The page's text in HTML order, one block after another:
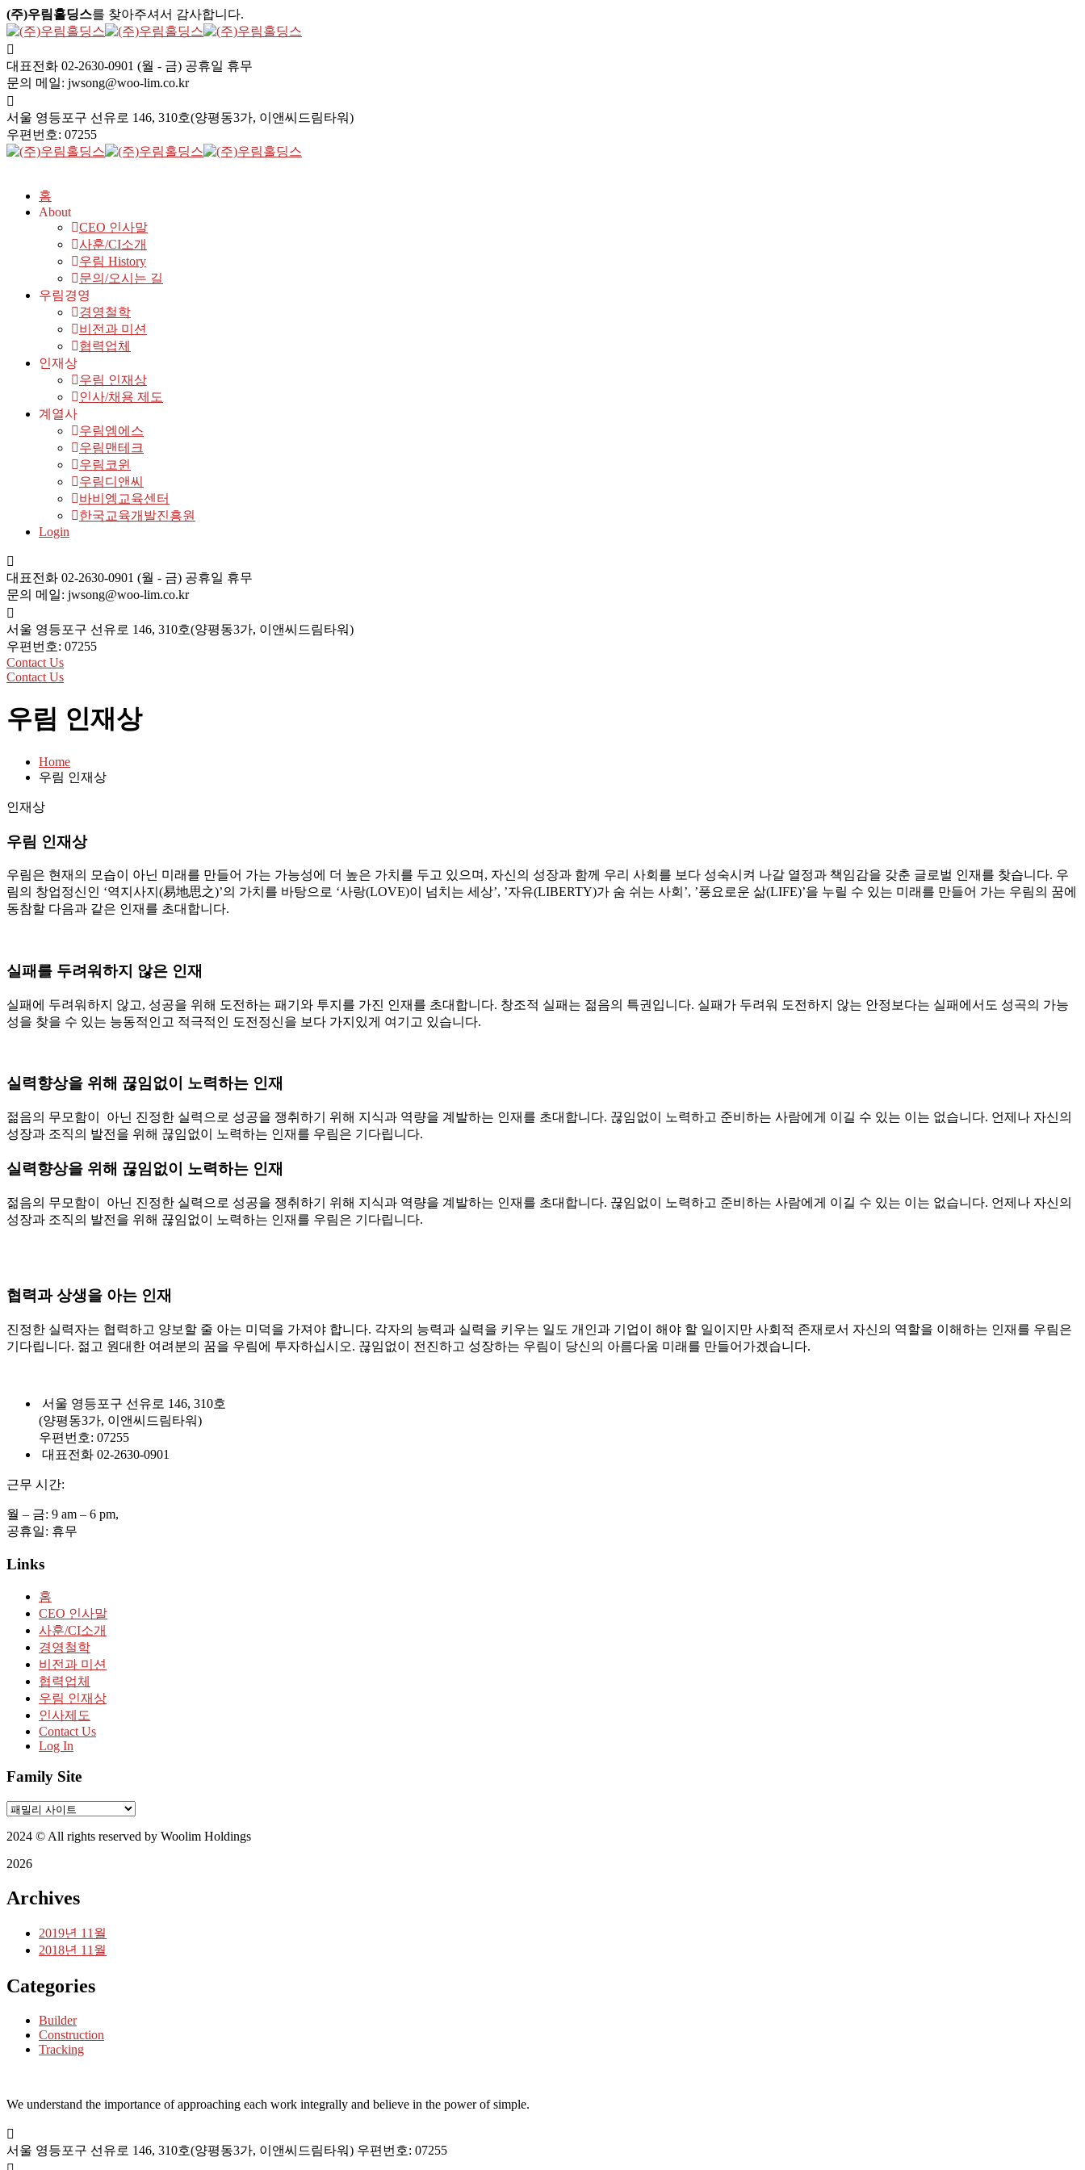
(주)우림홀딩스를 찾아주셔서 감사합니다.
대표전화 02-2630-0901 (월 - 금) 공휴일 휴무
문의 메일: jwsong@woo-lim.co.kr
서울 영등포구 선유로 146, 310호(양평동3가, 이앤씨드림타워)
우편번호: 07255
홈
About
CEO 인사말
사훈/CI소개
우림 History
문의/오시는 길
우림경영
경영철학
비전과 미션
협력업체
인재상
우림 인재상
인사/채용 제도
계열사
우림엠에스
우림맨테크
우림코윈
우림디앤씨
바비엥교육센터
한국교육개발진흥원
Login
대표전화 02-2630-0901 (월 - 금) 공휴일 휴무
문의 메일: jwsong@woo-lim.co.kr
서울 영등포구 선유로 146, 310호(양평동3가, 이앤씨드림타워)
우편번호: 07255
Contact Us
Contact Us
우림 인재상
Home
우림 인재상
인재상
우림 인재상
우림은 현재의 모습이 아닌 미래를 만들어 가는 가능성에 더 높은 가치를 두고 있으며, 자신의 성장과 함께 우리 사회를 보다 성숙시켜 나갈 열정과 책임감을 갖춘 글로벌 인재를 찾습니다. 우
림의 창업정신인 ‘역지사지(易地思之)’의 가치를 바탕으로 ‘사랑(LOVE)이 넘치는 세상’, ’자유(LIBERTY)가 숨 쉬는 사회’, ’풍요로운 삶(LIFE)’을 누릴 수 있는 미래를 만들어 가는 우림의 꿈에
동참할 다음과 같은 인재를 초대합니다.
실패를 두려워하지 않은 인재
실패에 두려워하지 않고, 성공을 위해 도전하는 패기와 투지를 가진 인재를 초대합니다. 창조적 실패는 젊음의 특권입니다. 실패가 두려워 도전하지 않는 안정보다는 실패에서도 성곡의 가능
성을 찾을 수 있는 능동적인고 적극적인 도전정신을 보다 가지있게 여기고 있습니다.
실력향상을 위해 끊임없이 노력하는 인재
젊음의 무모함이 아닌 진정한 실력으로 성공을 쟁취하기 위해 지식과 역량을 계발하는 인재를 초대합니다. 끊임없이 노력하고 준비하는 사람에게 이길 수 있는 이는 없습니다. 언제나 자신의
성장과 조직의 발전을 위해 끊임없이 노력하는 인재를 우림은 기다립니다.
실력향상을 위해 끊임없이 노력하는 인재
젊음의 무모함이 아닌 진정한 실력으로 성공을 쟁취하기 위해 지식과 역량을 계발하는 인재를 초대합니다. 끊임없이 노력하고 준비하는 사람에게 이길 수 있는 이는 없습니다. 언제나 자신의
성장과 조직의 발전을 위해 끊임없이 노력하는 인재를 우림은 기다립니다.
협력과 상생을 아는 인재
진정한 실력자는 협력하고 양보할 줄 아는 미덕을 가져야 합니다. 각자의 능력과 실력을 키우는 일도 개인과 기업이 해야 할 일이지만 사회적 존재로서 자신의 역할을 이해하는 인재를 우림은
기다립니다. 젊고 원대한 여려분의 꿈을 우림에 투자하십시오. 끊임없이 전진하고 성장하는 우림이 당신의 아름다움 미래를 만들어가겠습니다.
서울 영등포구 선유로 146, 310호
(양평동3가, 이앤씨드림타워)
우편번호: 07255
대표전화 02-2630-0901
근무 시간:
월 – 금: 9 am – 6 pm,
공휴일: 휴무
Links
홈
CEO 인사말
사훈/CI소개
경영철학
비전과 미션
협력업체
우림 인재상
인사제도
Contact Us
Log In
Family Site
2024 © All rights reserved by Woolim Holdings
2026
Archives
2019년 11월
2018년 11월
Categories
Builder
Construction
Tracking
We understand the importance of approaching each work integrally and believe in the power of simple.
서울 영등포구 선유로 146, 310호(양평동3가, 이앤씨드림타워) 우편번호: 07255